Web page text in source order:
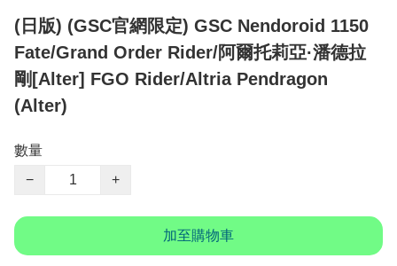
(日版) (GSC官網限定) GSC Nendoroid 1150
Fate/Grand Order Rider/阿爾托莉亞·潘德拉
剛[Alter] FGO Rider/Altria Pendragon
(Alter)
數量
−
+
加至購物車